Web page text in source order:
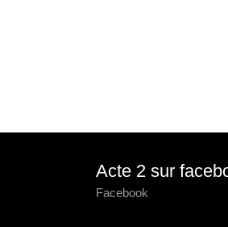
Acte 2 sur
Facebook